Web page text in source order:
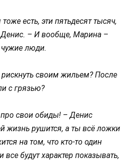
есть, эти пятьдесят тысяч,
– И вообще, Марина –
люди.
своим жильем? После
с грязью?
свои обиды! – Денис
жизнь рушится, а ты всё ложки
на том, что кто-то один
все будут характер показывать,